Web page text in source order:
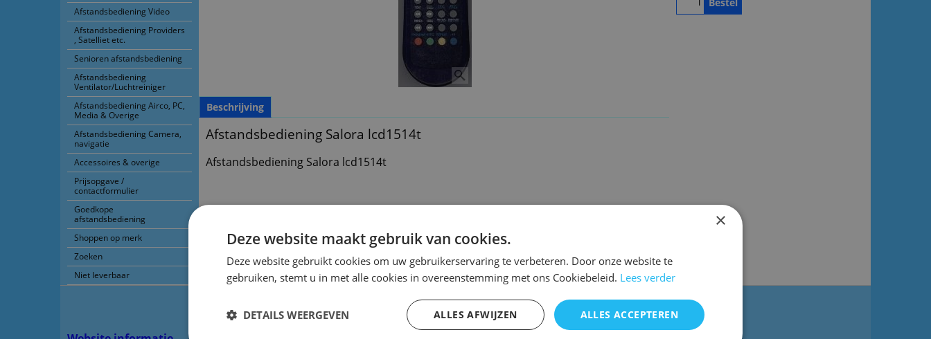
Afstandsbediening Video
Afstandsbediening Providers
, Satelliet etc.
Senioren afstandsbediening
Afstandsbediening
Ventilator/Luchtreiniger
Afstandsbediening Airco, PC,
Media & Overige
Afstandsbediening Camera,
navigatie
Accessoires & overige
Prijsopgave /
contactformulier
Goedkope
afstandsbediening
Shoppen op merk
Zoeken
Niet leverbaar
Beschrijving
Afstandsbediening Salora lcd1514t
Afstandsbediening Salora lcd1514t
×
Deze website maakt gebruik van cookies.
Deze website gebruikt cookies om uw gebruikerservaring te verbeteren. Door onze website te
gebruiken, stemt u in met alle cookies in overeenstemming met ons Cookiebeleid. Lees verder
ALLES ACCEPTEREN
ALLES AFWIJZEN
DETAILS WEERGEVEN